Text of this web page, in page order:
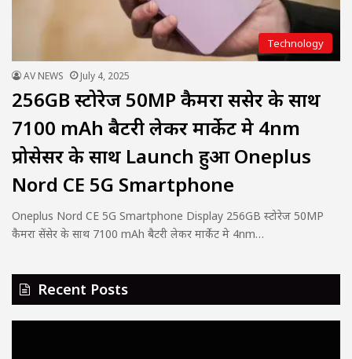
Technology
AV NEWS July 4, 2025
256GB स्टोरेज 50MP कैमरा सेंसेर के साथ
7100 mAh बैटरी लेकर मार्केट मे 4nm
प्रोसेसर के साथ Launch हुआ Oneplus
Nord CE 5G Smartphone
Oneplus Nord CE 5G Smartphone Display 256GB स्टोरेज 50MP
कैमरा सेंसेर के साथ 7100 mAh बैटरी लेकर मार्केट मे 4nm…
Recent Posts